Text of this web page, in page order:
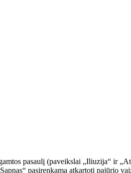
pasaulį (paveikslai „Iliuzija“ ir
pasirenkama atkartoti pajūrio